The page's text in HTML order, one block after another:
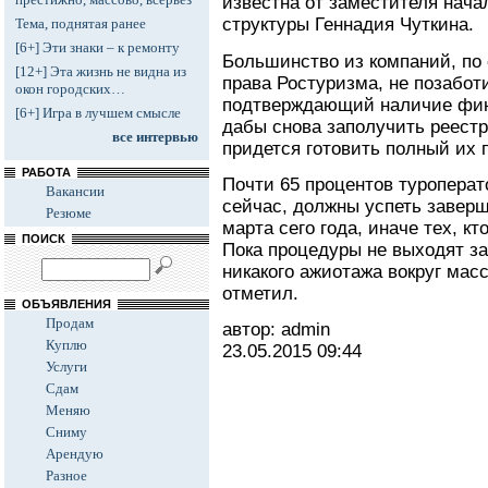
Тема, поднятая ранее
[6+] Эти знаки – к ремонту
[12+] Эта жизнь не видна из
окон городских…
[6+] Игра в лучшем смысле
все интервью
РАБОТА
Вакансии
Резюме
ПОИСК
ОБЪЯВЛЕНИЯ
Продам
Куплю
Услуги
Сдам
Меняю
Сниму
Арендую
Разное
структуры Геннадия Чуткина.
Большинство из компаний, по
права Ростуризма, не
подтверждающий наличие
дабы снова заполучить
придется готовить полный их
Почти 65 процентов
сейчас, должны успеть
марта сего года, иначе тех,
Пока процедуры не выходят
никакого ажиотажа вокруг
отметил.
автор: admin
23.05.2015 09:44